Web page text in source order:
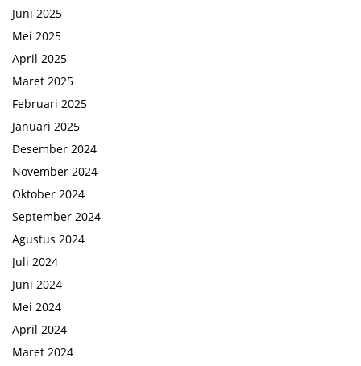
Juni 2025
Mei 2025
April 2025
Maret 2025
Februari 2025
Januari 2025
Desember 2024
November 2024
Oktober 2024
September 2024
Agustus 2024
Juli 2024
Juni 2024
Mei 2024
April 2024
Maret 2024